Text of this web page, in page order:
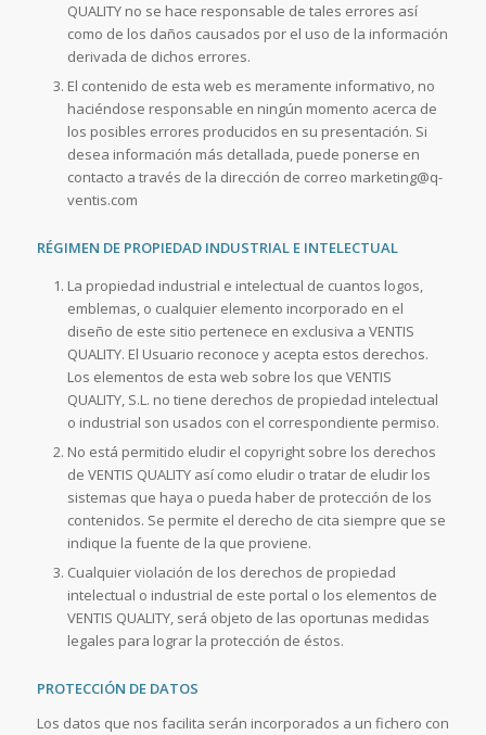
QUALITY no se hace responsable de tales errores así
como de los daños causados por el uso de la información
derivada de dichos errores.
El contenido de esta web es meramente informativo, no
haciéndose responsable en ningún momento acerca de
los posibles errores producidos en su presentación. Si
desea información más detallada, puede ponerse en
contacto a través de la dirección de correo marketing@q-
ventis.com
RÉGIMEN DE PROPIEDAD INDUSTRIAL E INTELECTUAL
La propiedad industrial e intelectual de cuantos logos,
emblemas, o cualquier elemento incorporado en el
diseño de este sitio pertenece en exclusiva a VENTIS
QUALITY. El Usuario reconoce y acepta estos derechos.
Los elementos de esta web sobre los que VENTIS
QUALITY, S.L. no tiene derechos de propiedad intelectual
o industrial son usados con el correspondiente permiso.
No está permitido eludir el copyright sobre los derechos
de VENTIS QUALITY así como eludir o tratar de eludir los
sistemas que haya o pueda haber de protección de los
contenidos. Se permite el derecho de cita siempre que se
indique la fuente de la que proviene.
Cualquier violación de los derechos de propiedad
intelectual o industrial de este portal o los elementos de
VENTIS QUALITY, será objeto de las oportunas medidas
legales para lograr la protección de éstos.
PROTECCIÓN DE DATOS
Los datos que nos facilita serán incorporados a un fichero con